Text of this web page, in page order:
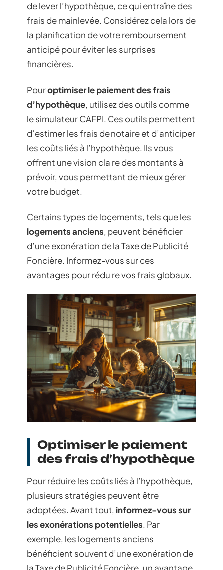
de lever l’hypothèque, ce qui entraîne des
frais de mainlevée. Considérez cela lors de
la planification de votre remboursement
anticipé pour éviter les surprises
financières.
Pouroptimiser le paiement des frais
d’hypothèque, utilisez des outils comme
le simulateur CAFPI. Ces outils permettent
d’estimer les frais de notaire et d’anticiper
les coûts liés à l’hypothèque. Ils vous
offrent une vision claire des montants à
prévoir, vous permettant de mieux gérer
votre budget.
Certains types de logements, tels que les
logements anciens, peuvent bénéficier
d’une exonération de la Taxe de Publicité
Foncière. Informez-vous sur ces
avantages pour réduire vos frais globaux.
Optimiser le paiement
des frais d’hypothèque
Pour réduire les coûts liés à l’hypothèque,
plusieurs stratégies peuvent être
adoptées. Avant tout, informez-vous sur
les exonérations potentielles. Par
exemple, les logements anciens
bénéficient souvent d’une exonération de
la Taxe de Publicité Foncière, un avantage